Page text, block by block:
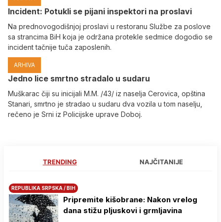
Incident: Potukli se pijani inspektori na proslavi
Na prednovogodišnjoj proslavi u restoranu Službe za poslove
sa strancima BiH koja je održana protekle sedmice dogodio se
incident tačnije tuča zaposlenih.
ARHIVA
Јedno lice smrtno stradalo u sudaru
Muškarac čiji su inicijali M.M. /43/ iz naselja Cerovica, opština
Stanari, smrtno je stradao u sudaru dva vozila u tom naselju,
rečeno je Srni iz Policijske uprave Doboj.
TRENDING NAJČITANIJE
REPUBLIKA SRPSKA / BIH
Pripremite kišobrane: Nakon vrelog
dana stižu pljuskovi i grmljavina